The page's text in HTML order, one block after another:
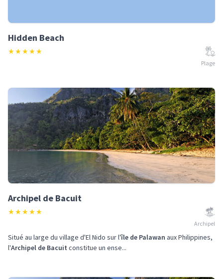
Hidden Beach
★★★★★
Plage
Archipel de Bacuit
★★★★★
Archipel
Situé au large du village d'El Nido sur l'île de Palawan aux Philippines,
l'Archipel de Bacuit constitue un ense...